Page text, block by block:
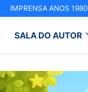
IMPRENSA ANOS 1980
SALA DO AUTOR